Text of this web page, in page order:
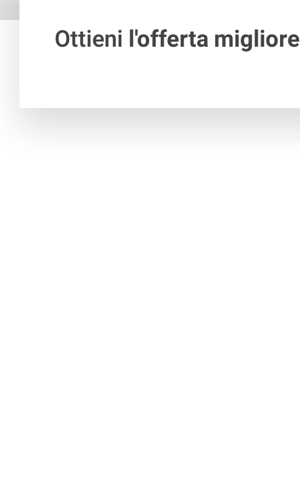
Ottieni l'offerta migliore